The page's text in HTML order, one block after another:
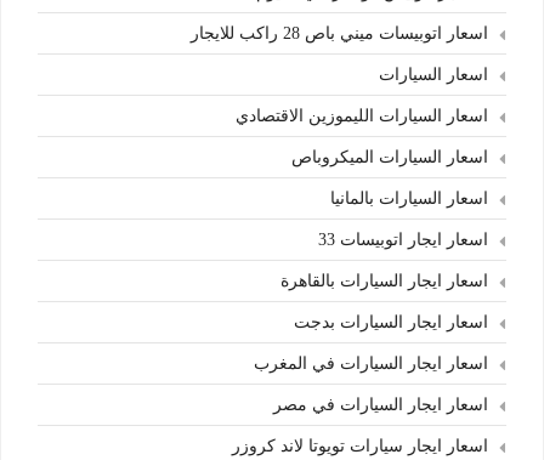
اسعار اتوبيسات ميني باص 28 راكب للايجار
اسعار السيارات
اسعار السيارات الليموزين الاقتصادي
اسعار السيارات الميكروباص
اسعار السيارات بالمانيا
اسعار ايجار اتوبيسات 33
اسعار ايجار السيارات بالقاهرة
اسعار ايجار السيارات بدجت
اسعار ايجار السيارات في المغرب
اسعار ايجار السيارات في مصر
اسعار ايجار سيارات تويوتا لاند كروزر